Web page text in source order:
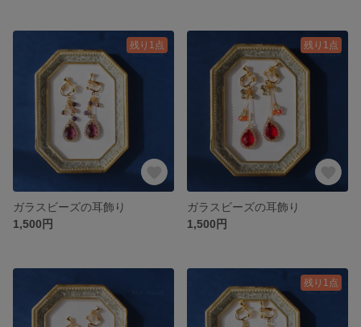
残り1点
ガラスビーズの耳飾り
1,500円
残り1点
ガラスビーズの耳飾り
1,500円
残り1点